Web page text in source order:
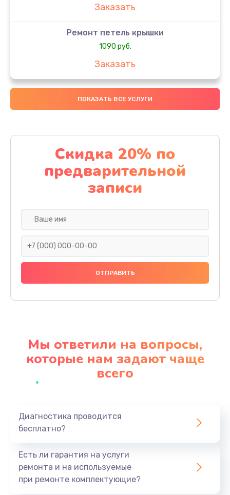
Заказать
Ремонт петель крышки
1090 руб.
Заказать
Замена вебкамеры
1495 руб.
Установка драйверов
1000 руб.
Заказать
Восстановление данных
990 руб.
Заказать
Замена экрана
Замена шлейфа матрицы
Заказать
ПОКАЗАТЬ ВСЕ УСЛУГИ
Скидка 20% по
предварительной
записи
Мы ответили на вопросы,
которые нам задают чаще
всего
Диагностика проводится
бесплатно?
Есть ли гарантия на услуги
ремонта и на используемые
при ремонте комплектующие?